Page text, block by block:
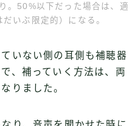
。50%以下だった場合は、適
いぶ限定的）になる。
いない側の耳側も補聴器
、補っていく方法は、両
りました。